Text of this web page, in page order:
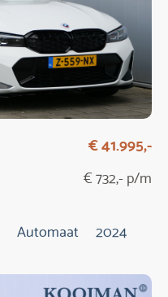
€ 41.995,-
€ 732,- p/m
Automaat 2024